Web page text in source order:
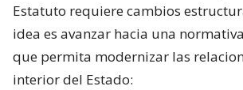
Estatuto requiere cambios
idea es avanzar hacia una
que permita modernizar las
interior del Estado: